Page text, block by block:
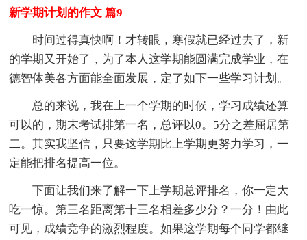
新学期计划的作文 篇9
时间过得真快啊！才转眼，寒假就已经过去了，新
的学期又开始了，为了本人这学期能圆满完成学业，在
德智体美各方面能全面发展，定了如下一些学习计划。
总的来说，我在上一个学期的时候，学习成绩还算
可以的，期末考试排第一名，总评以0。5分之差屈居第
二。其实我坚信，只要这学期比上学期更努力学习，一
定能把排名提高一位。
下面让我们来了解一下上学期总评排名，你一定大
吃一惊。第三名距离第十三名相差多少分？一分！由此
可见，成绩竞争的激烈程度。如果这学期每个同学都继